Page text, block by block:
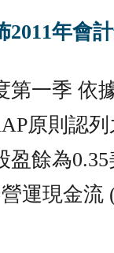
2011年會
第一季 依
原則認
盈餘為
運現金流